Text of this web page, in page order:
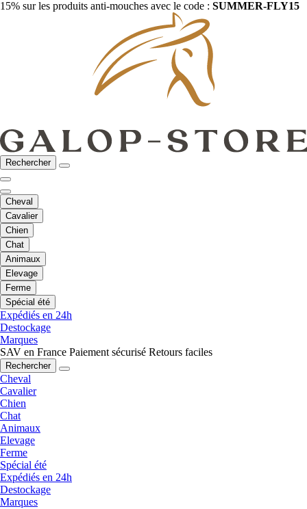
15% sur les produits anti-mouches avec le code : SUMMER-FLY15
Rechercher
Cheval
Cavalier
Chien
Chat
Animaux
Elevage
Ferme
Spécial été
Expédiés en 24h
Destockage
Marques
SAV en France Paiement sécurisé Retours faciles
Rechercher
Cheval
Cavalier
Chien
Chat
Animaux
Elevage
Ferme
Spécial été
Expédiés en 24h
Destockage
Marques